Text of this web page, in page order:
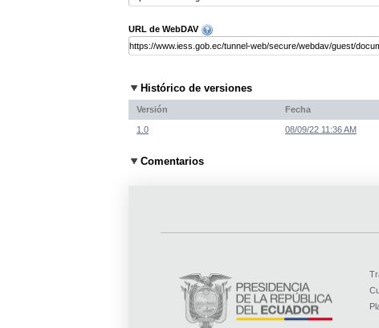
URL de WebDAV
Histórico de versiones
Versión Fecha
1.0 08/09/22 11:36 AM
Comentarios